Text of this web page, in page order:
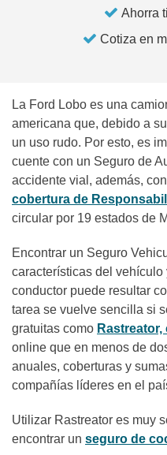
Ahorra
Cotiza en
La Ford Lobo es una
americana que, debido a
un uso rudo. Por esto, es
cuente con un Seguro de
accidente vial, además,
cobertura de
circular por 19 estados de
Encontrar un Seguro
características del vehículo
conductor puede resultar
tarea se vuelve sencilla si
gratuitas como
online que en menos de
anuales, coberturas y
compañías líderes en el
Utilizar Rastreator es muy
encontrar un seguro de